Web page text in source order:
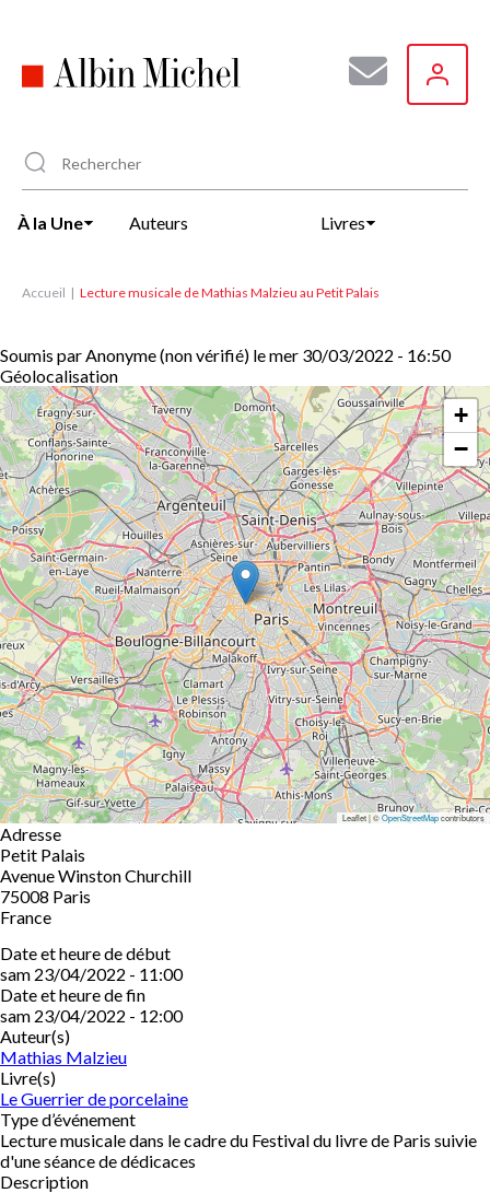
principal
À la Une Auteurs Livres
Accueil Lecture musicale de Mathias Malzieu au Petit Palais
Soumis parAnonyme (non vérifié) lemer 30/03/2022 - 16:50
Géolocalisation
+
−
Leaflet | ©OpenStreetMapcontributors
Adresse
Petit Palais
Avenue Winston Churchill
75008 Paris
France
Date et heure de début
sam 23/04/2022 - 11:00
Date et heure de fin
sam 23/04/2022 - 12:00
Auteur(s)
Mathias Malzieu
Livre(s)
Le Guerrier de porcelaine
Type d’événement
Lecture musicale dans le cadre du Festival du livre de Paris suivie
d'une séance de dédicaces
Description